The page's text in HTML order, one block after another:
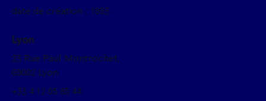
date de création : 1993
Lyon
23 Rue Paul Montrochet,
69002 Lyon
+33 4 12 05 85 44